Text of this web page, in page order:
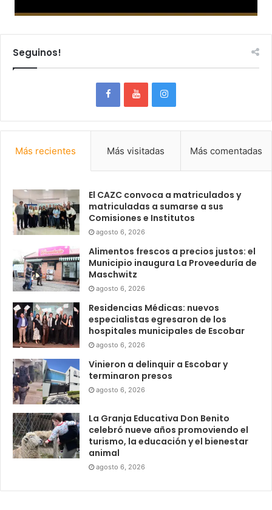
Seguinos!
Más recientes Más visitadas Más comentadas
El CAZC convoca a matriculados y
matriculadas a sumarse a sus
Comisiones e Institutos
agosto 6, 2026
Alimentos frescos a precios justos: el
Municipio inaugura La Proveeduría de
Maschwitz
agosto 6, 2026
Residencias Médicas: nuevos
especialistas egresaron de los
hospitales municipales de Escobar
agosto 6, 2026
Vinieron a delinquir a Escobar y
terminaron presos
agosto 6, 2026
La Granja Educativa Don Benito
celebró nueve años promoviendo el
turismo, la educación y el bienestar
animal
agosto 6, 2026